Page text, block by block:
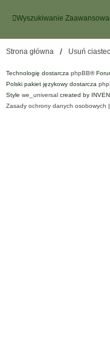
Wyszukiwanie
Strona główna Usuń
Technologię dostarcza phpBB®
Polski pakiet językowy dostarcza
Style we_universal created by
Zasady ochrony danych osobowych |